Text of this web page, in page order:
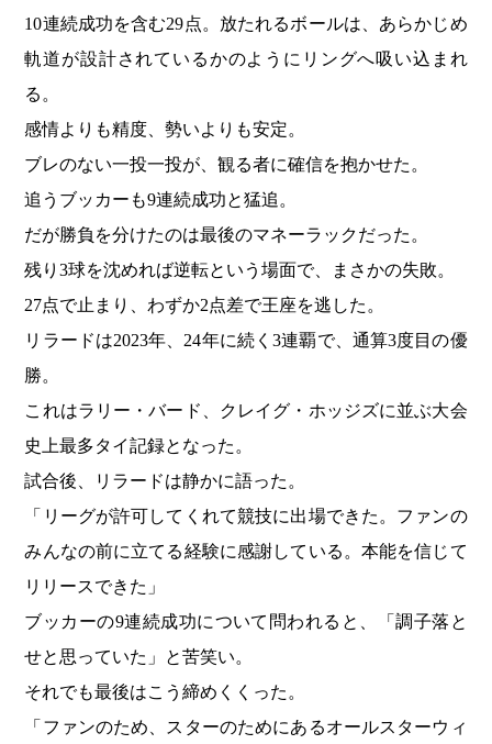
10連続成功を含む29点。放たれるボールは、あらかじめ
軌道が設計されているかのようにリングへ吸い込まれ
る。
感情よりも精度、勢いよりも安定。
ブレのない一投一投が、観る者に確信を抱かせた。
追うブッカーも9連続成功と猛追。
だが勝負を分けたのは最後のマネーラックだった。
残り3球を沈めれば逆転という場面で、まさかの失敗。
27点で止まり、わずか2点差で王座を逃した。
リラードは2023年、24年に続く3連覇で、通算3度目の優
勝。
これはラリー・バード、クレイグ・ホッジズに並ぶ大会
史上最多タイ記録となった。
試合後、リラードは静かに語った。
「リーグが許可してくれて競技に出場できた。ファンの
みんなの前に立てる経験に感謝している。本能を信じて
リリースできた」
ブッカーの9連続成功について問われると、「調子落と
せと思っていた」と苦笑い。
それでも最後はこう締めくくった。
「ファンのため、スターのためにあるオールスターウィ